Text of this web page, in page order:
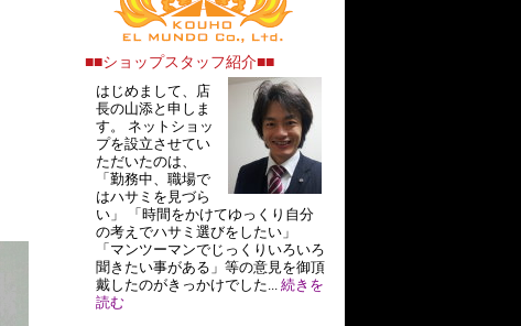
■■ショップスタッフ紹介■■
はじめまして、店
長の山添と申しま
す。 ネットショッ
プを設立させてい
ただいたのは、
「勤務中、職場で
はハサミを見づら
い」 「時間をかけてゆっくり自分
の考えでハサミ選びをしたい」
「マンツーマンでじっくりいろいろ
聞きたい事がある」等の意見を御頂
戴したのがきっかけでした... 続きを
読む